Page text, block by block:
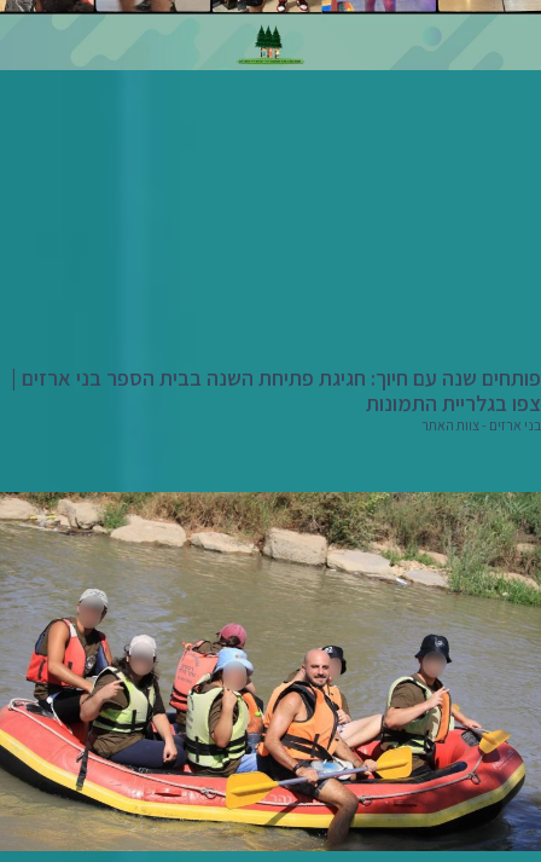
פותחים שנה עם חיוך: חגיגת פתיחת השנה בבית הספר בני ארזים |
צפו בגלריית התמונות
בני ארזים - צוות האתר